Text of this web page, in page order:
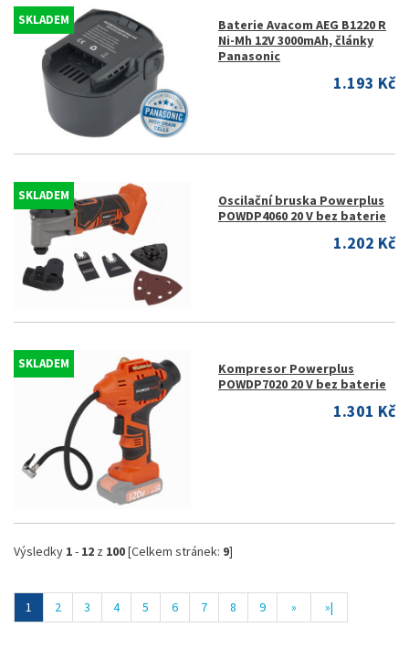
SKLADEM
Baterie Avacom AEG B1220 R
Ni-Mh 12V 3000mAh, články
Panasonic
1.193 Kč
SKLADEM
Oscilační bruska Powerplus
POWDP4060 20 V bez baterie
1.202 Kč
SKLADEM
Kompresor Powerplus
POWDP7020 20 V bez baterie
1.301 Kč
Výsledky 1- 12 z 100[Celkem stránek: 9]
1 2 3 4 5 6 7 8 9 » »|